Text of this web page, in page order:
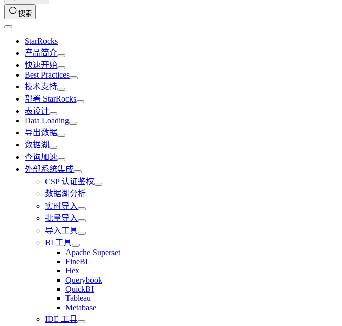
搜索
StarRocks
产品简介
快速开始
Best Practices
技术支持
部署 StarRocks
表设计
Data Loading
导出数据
数据湖
查询加速
外部系统集成
CSP 认证鉴权
数据湖分析
实时导入
批量导入
导入工具
BI 工具
Apache Superset
FineBI
Hex
Querybook
QuickBI
Tableau
Metabase
IDE 工具